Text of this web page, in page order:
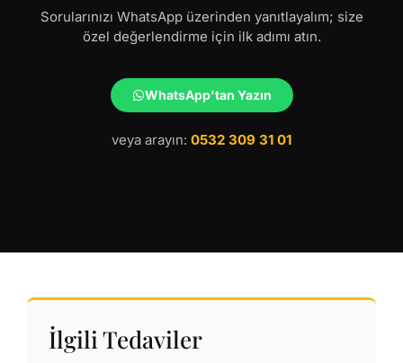
Sorularınızı WhatsApp üzerinden yanıtlayalım; size
özel değerlendirme için ilk adımı atın.
WhatsApp'tan Yazın
veya arayın: 0532 309 31 01
İlgili Tedaviler